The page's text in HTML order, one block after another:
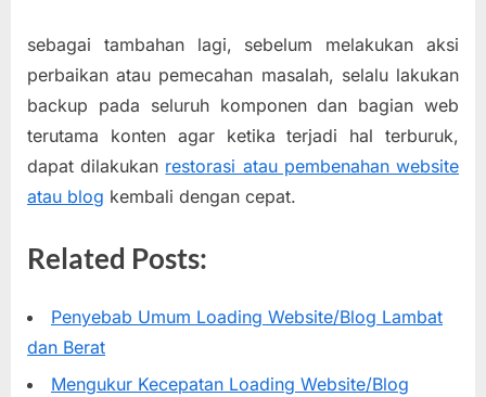
sebagai tambahan lagi, sebelum melakukan aksi
perbaikan atau pemecahan masalah, selalu lakukan
backup pada seluruh komponen dan bagian web
terutama konten agar ketika terjadi hal terburuk,
dapat dilakukan restorasi atau pembenahan website
atau blog kembali dengan cepat.
Related Posts:
Penyebab Umum Loading Website/Blog Lambat
dan Berat
Mengukur Kecepatan Loading Website/Blog